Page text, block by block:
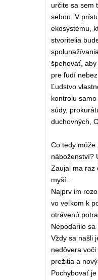
určite sa sem
sebou. V
ekosystému,
stvoritelia
špehovať,
pre ľudí
Ľudstvo
kontrolu
súdy,
duchovných,
Co tedy může
náboženství?
Zaujal ma raz
myší...
Najprv im
vo veľkom k
otrávenú
Nepodarilo sa
Vždy sa našli
nedôvera
prežitia a
Pochybovať